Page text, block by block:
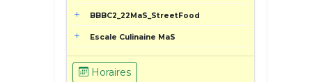
BBBC2_22MaS_StreetFood
Escale Culinaine MaS
Horaires